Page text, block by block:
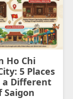
Ho Chi
5 Places
a Different
Saigon